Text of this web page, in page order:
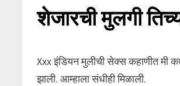
शेजारची मुलगी
Xxx इंडियन मुलीची सेक्स कहाणीत मी
झाली. आम्हाला संधीही मिळाली.